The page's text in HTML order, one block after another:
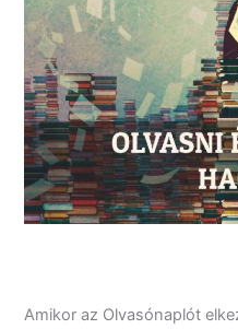
Amikor az Olvasónaplót